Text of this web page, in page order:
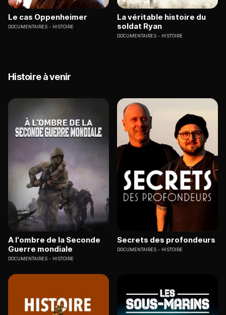
Le cas Oppenheimer
DOCUMENTAIRES HISTOIRE
La véritable histoire du
soldat Ryan
DOCUMENTAIRES HISTOIRE
Histoire à venir
A l'ombre de la Seconde
Guerre mondiale
DOCUMENTAIRES HISTOIRE
Secrets des profondeurs
DOCUMENTAIRES HISTOIRE